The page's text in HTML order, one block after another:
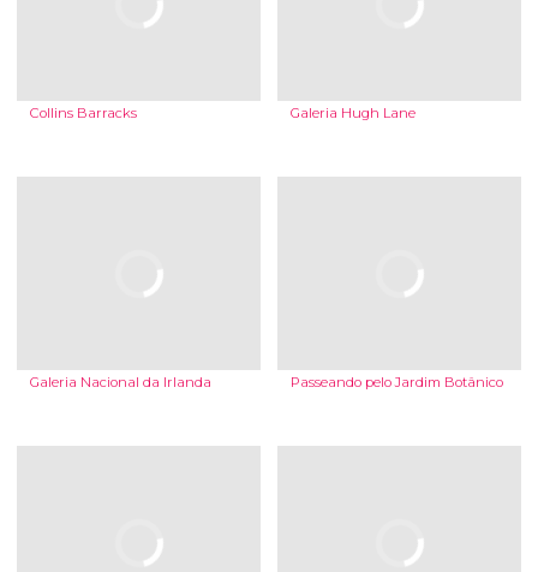
Collins Barracks Galeria Hugh Lane
Galeria Nacional da Irlanda Passeando pelo Jardim Botânico